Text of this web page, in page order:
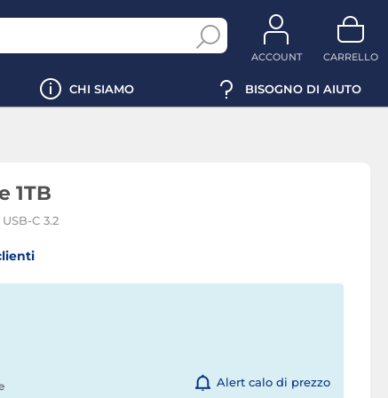
ACCOUNT CARRELLO
CHI SIAMO BISOGNO DI AIUTO
1TB
C 3.2
Alert calo di prezzo